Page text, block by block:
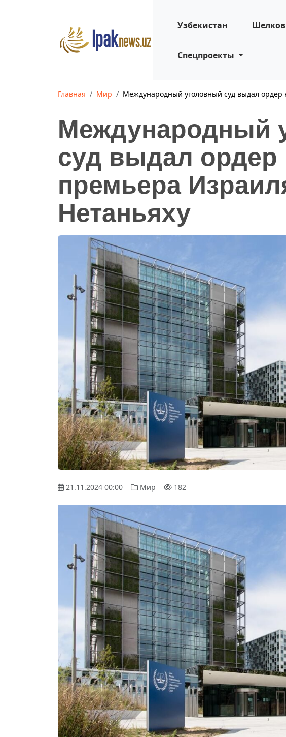
Узбекистан
Спецпроекты
Главная Мир Международный уголовный суд выдал ордер
Международный
суд выдал ордер
премьера
Нетаньяху
21.11.2024 00:00 Мир 182